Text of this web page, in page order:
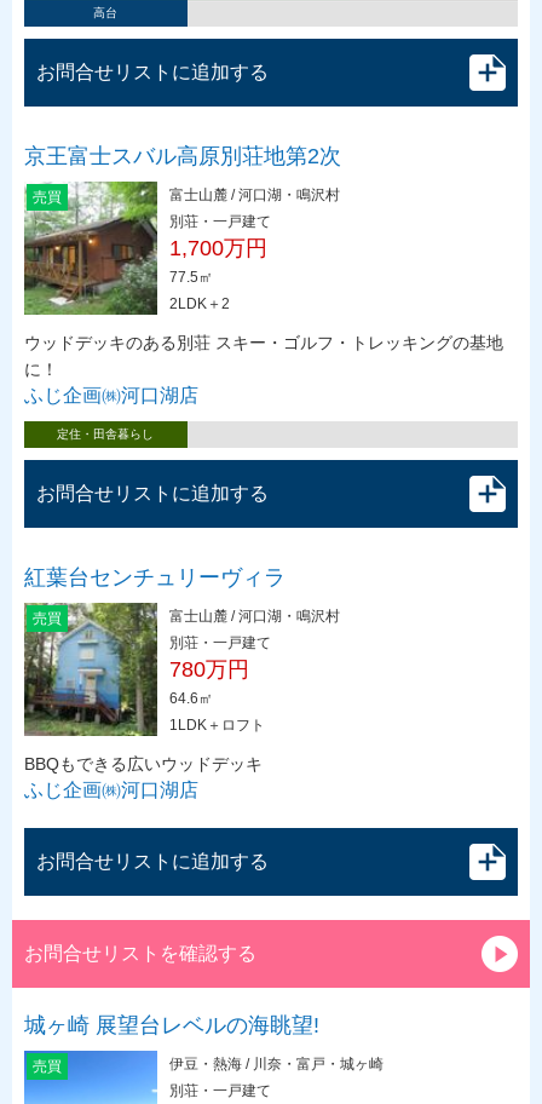
高台
お問合せリストに追加する
京王富士スバル高原別荘地第2次
売買
富士山麓 / 河口湖・鳴沢村
別荘・一戸建て
1,700万円
77.5㎡
2LDK＋2
ウッドデッキのある別荘 スキー・ゴルフ・トレッキングの基地
に！
ふじ企画㈱河口湖店
定住・田舎暮らし
お問合せリストに追加する
紅葉台センチュリーヴィラ
売買
富士山麓 / 河口湖・鳴沢村
別荘・一戸建て
780万円
64.6㎡
1LDK＋ロフト
BBQもできる広いウッドデッキ
ふじ企画㈱河口湖店
お問合せリストに追加する
お問合せリストを確認する
城ヶ崎 展望台レベルの海眺望!
売買
伊豆・熱海 / 川奈・富戸・城ヶ崎
別荘・一戸建て